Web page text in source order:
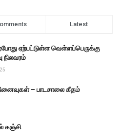
Latest
ஏற்பட்டுள்ள வெள்ளப்பெருக்கு
நிலவரம்
– பாடசாலை கீதம்
கஞ்சி